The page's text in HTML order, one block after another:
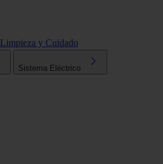
Limpieza y Cuidado
Sistema Eléctrico